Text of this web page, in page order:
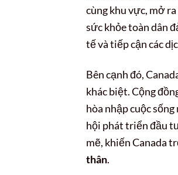
cùng khu vực, mở
sức khỏe toàn dân
tế và tiếp cận các
Bên cạnh đó,
khác biệt. Cộng
hòa nhập cuộc
hội phát triển đầu
mẽ, khiến Canada
thân.